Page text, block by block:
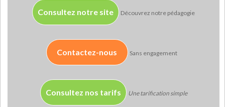
Consultez notre site Découvrez notre pédagogie
Contactez-nous Sans engagement
Consultez nos tarifs Une tarification simple